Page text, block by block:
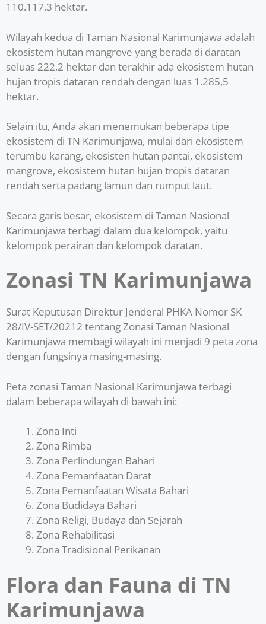
110.117,3 hektar.
Wilayah kedua di Taman Nasional Karimunjawa adalah
ekosistem hutan mangrove yang berada di daratan
seluas 222,2 hektar dan terakhir ada ekosistem hutan
hujan tropis dataran rendah dengan luas 1.285,5
hektar.
Selain itu, Anda akan menemukan beberapa tipe
ekosistem di TN Karimunjawa, mulai dari ekosistem
terumbu karang, ekosisten hutan pantai, ekosistem
mangrove, ekosistem hutan hujan tropis dataran
rendah serta padang lamun dan rumput laut.
Secara garis besar, ekosistem di Taman Nasional
Karimunjawa terbagi dalam dua kelompok, yaitu
kelompok perairan dan kelompok daratan.
Zonasi TN Karimunjawa
Surat Keputusan Direktur Jenderal PHKA Nomor SK
28/IV-SET/20212 tentang Zonasi Taman Nasional
Karimunjawa membagi wilayah ini menjadi 9 peta zona
dengan fungsinya masing-masing.
Peta zonasi Taman Nasional Karimunjawa terbagi
dalam beberapa wilayah di bawah ini:
Zona Inti
Zona Rimba
Zona Perlindungan Bahari
Zona Pemanfaatan Darat
Zona Pemanfaatan Wisata Bahari
Zona Budidaya Bahari
Zona Religi, Budaya dan Sejarah
Zona Rehabilitasi
Zona Tradisional Perikanan
Flora dan Fauna di TN
Karimunjawa